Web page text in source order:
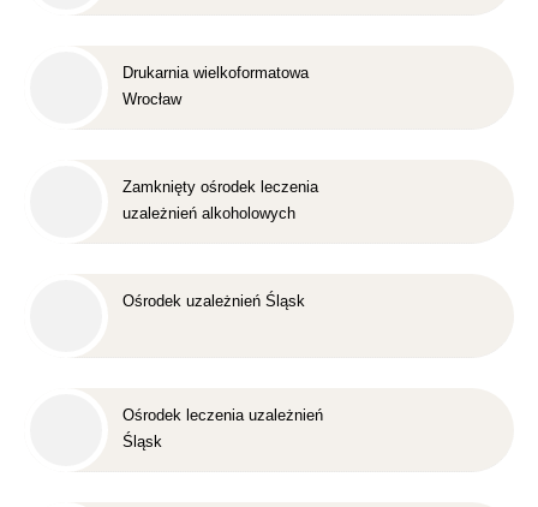
Drukarnia wielkoformatowa
Wrocław
Zamknięty ośrodek leczenia
uzależnień alkoholowych
Ośrodek uzależnień Śląsk
Ośrodek leczenia uzależnień
Śląsk